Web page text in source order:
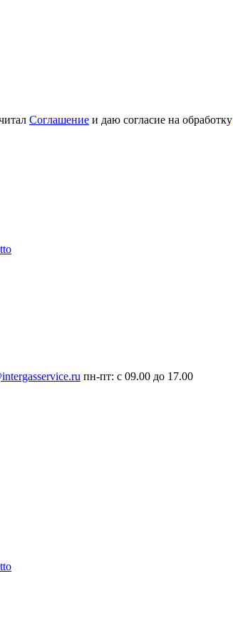
Соглашение и даю согласие на обработку
пн-пт: с 09.00 до 17.00